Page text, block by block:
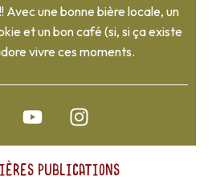
PUBLICATIONS
Avec une bonne bière locale, un
et un bon café (si, si ça existe
vivre ces moments.
Y
o
u
t
I
n
s
t